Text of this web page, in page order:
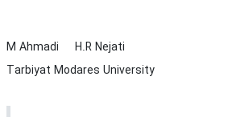
M Ahmadi
H.R Nejati
Tarbiyat Modares University